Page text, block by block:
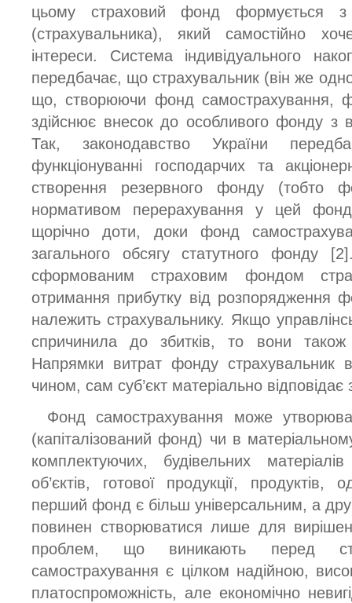
цьому страховий фонд формується з
(страхувальника), який самостійно
інтереси. Система індивідуального
передбачає, що страхувальник (він же
що, створюючи фонд самострахування,
здійснює внесок до особливого фонду з
Так, законодавство України
функціонуванні господарчих та
створення резервного фонду (тобто
нормативом перерахування у цей
щорічно доти, доки фонд
загального обсягу статутного фонду
сформованим страховим фондом
отримання прибутку від розпорядження
належить страхувальнику. Якщо
спричинила до збитків, то вони також
Напрямки витрат фонду страхувальник
чином, сам суб’єкт матеріально відповідає
Фонд самострахування може
(капіталізований фонд) чи в
комплектуючих, будівельних
об’єктів, готової продукції,
перший фонд є більш універсальним, а
повинен створюватися лише для
проблем, що виникають перед
самострахування є цілком надійною,
платоспроможність, але економічно